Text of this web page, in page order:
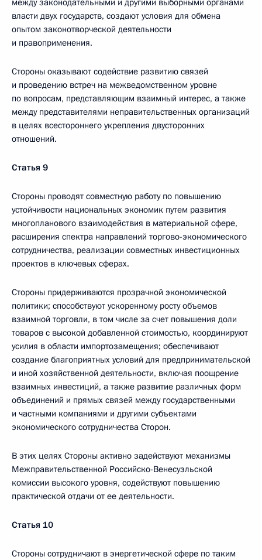
между законодательными и другими выборными органами
власти двух государств, создают условия для обмена
опытом законотворческой деятельности
и правоприменения.
Стороны оказывают содействие развитию связей
и проведению встреч на межведомственном уровне
по вопросам, представляющим взаимный интерес, а также
между представителями неправительственных организаций
в целях всестороннего укрепления двусторонних
отношений.
Статья 9
Стороны проводят совместную работу по повышению
устойчивости национальных экономик путем развития
многопланового взаимодействия в материальной сфере,
расширения спектра направлений торгово-экономического
сотрудничества, реализации совместных инвестиционных
проектов в ключевых сферах.
Стороны придерживаются прозрачной экономической
политики; способствуют ускоренному росту объемов
взаимной торговли, в том числе за счет повышения доли
товаров с высокой добавленной стоимостью, координируют
усилия в области импортозамещения; обеспечивают
создание благоприятных условий для предпринимательской
и иной хозяйственной деятельности, включая поощрение
взаимных инвестиций, а также развитие различных форм
объединений и прямых связей между государственными
и частными компаниями и другими субъектами
экономического сотрудничества Сторон.
В этих целях Стороны активно задействуют механизмы
Межправительственной Российско-Венесуэльской
комиссии высокого уровня, содействуют повышению
практической отдачи от ее деятельности.
Статья 10
Стороны сотрудничают в энергетической сфере по таким